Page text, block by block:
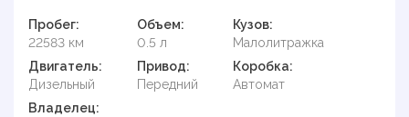
Пробег:
22583 км
Объем:
0.5 л
Кузов:
Малолитражка
Двигатель:
Дизельный
Привод:
Передний
Коробка:
Автомат
Владелец: